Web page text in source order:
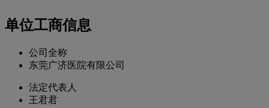
单位工商信息
公司全称
东莞广济医院有限公司
法定代表人
王君君